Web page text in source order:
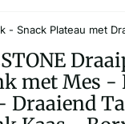
- Snack Plateau met
met Mes -
Draaiend